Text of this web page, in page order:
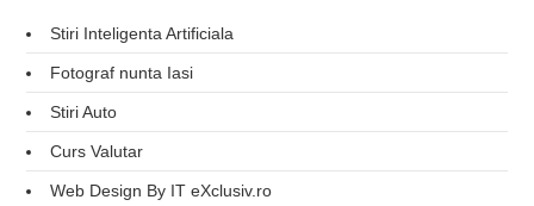
Stiri Inteligenta Artificiala
Fotograf nunta Iasi
Stiri Auto
Curs Valutar
Web Design By IT eXclusiv.ro